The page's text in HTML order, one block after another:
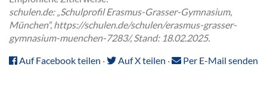
schulen.de: „Schulprofil Erasmus-Grasser-Gymnasium,
München“, https://schulen.de/schulen/erasmus-grasser-
gymnasium-muenchen-7283/, Stand: 18.02.2025.
Auf Facebook teilen · Auf X teilen · Per E-Mail senden